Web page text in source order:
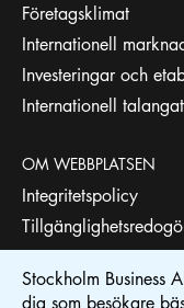
Stockholm Business
dig som besökare
Företagsklimat
Internationell
Investeringar och
Internationell
OM WEBBPLATSEN
Integritetspolicy
STOCKHOLM